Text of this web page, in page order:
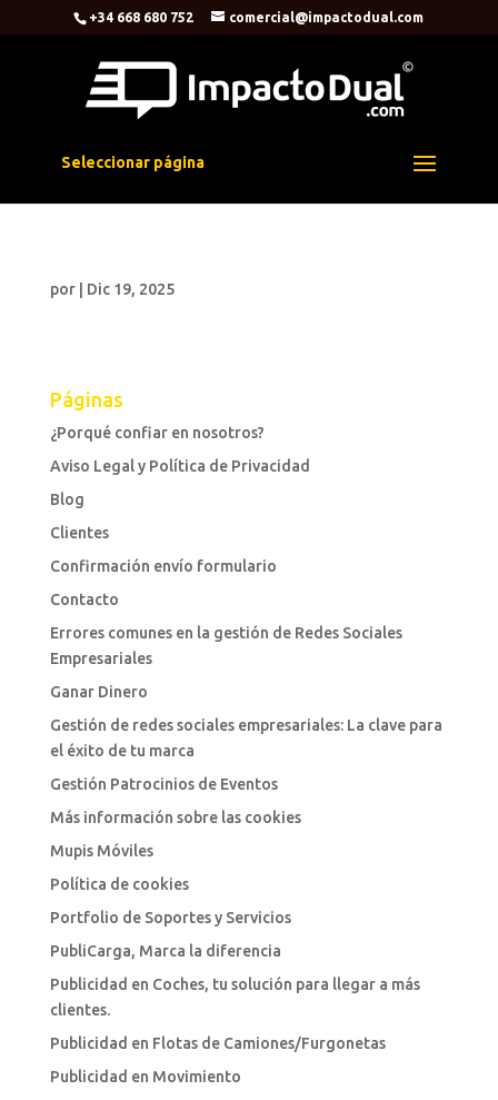
+34 668 680 752 comercial@impactodual.com
Seleccionar página
por Dic 19, 2025
Páginas
¿Porqué confiar en nosotros?
Aviso Legal y Política de Privacidad
Blog
Clientes
Confirmación envío formulario
Contacto
Errores comunes en la gestión de Redes Sociales
Empresariales
Ganar Dinero
Gestión de redes sociales empresariales: La clave para
el éxito de tu marca
Gestión Patrocinios de Eventos
Más información sobre las cookies
Mupis Móviles
Política de cookies
Portfolio de Soportes y Servicios
PubliCarga, Marca la diferencia
Publicidad en Coches, tu solución para llegar a más
clientes.
Publicidad en Flotas de Camiones/Furgonetas
Publicidad en Movimiento